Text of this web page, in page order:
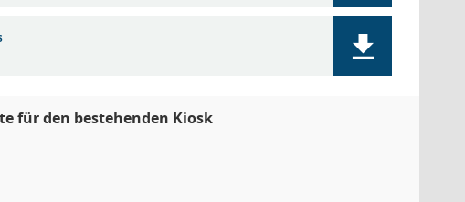
für den bestehenden Kiosk